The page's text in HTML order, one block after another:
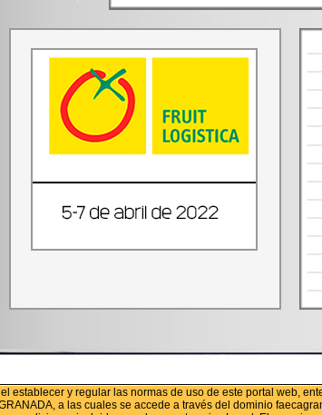
establecer y regular las normas de uso de este portal web,
a las cuales se accede a través del dominio